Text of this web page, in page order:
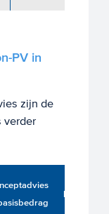
PV in
zijn de
verder